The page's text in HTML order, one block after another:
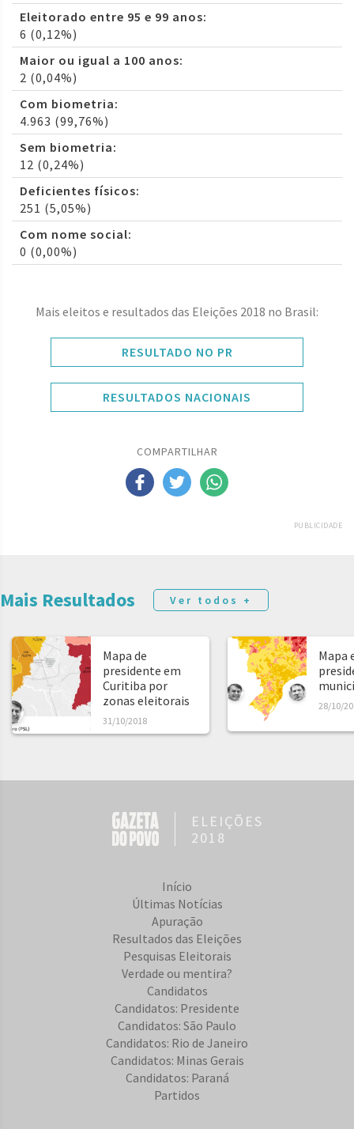
Eleitorado entre 95 e 99 anos:
6 (0,12%)
Maior ou igual a 100 anos:
2 (0,04%)
Com biometria:
4.963 (99,76%)
Sem biometria:
12 (0,24%)
Deficientes físicos:
251 (5,05%)
Com nome social:
0 (0,00%)
Mais eleitos e resultados das Eleições 2018 no Brasil:
RESULTADO NO PR
RESULTADOS NACIONAIS
COMPARTILHAR
PUBLICIDADE
Mais Resultados Ver todos +
Mapa de
presidente em
Curitiba por
zonas eleitorais
31/10/2018
Mapa
28/10/
ELEIÇÕES
2018
Início
Últimas Notícias
Apuração
Resultados das Eleições
Pesquisas Eleitorais
Verdade ou mentira?
Candidatos
Candidatos: Presidente
Candidatos: São Paulo
Candidatos: Rio de Janeiro
Candidatos: Minas Gerais
Candidatos: Paraná
Partidos